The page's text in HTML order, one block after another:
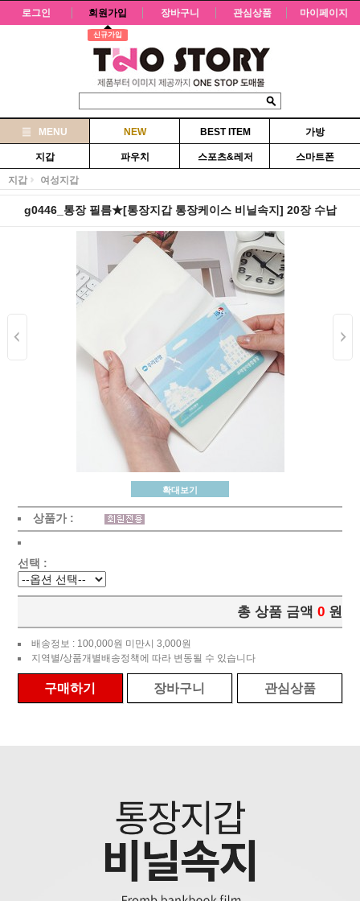
로그인 회원가입
신규가입
장바구니 관심상품 마이페이지
MENU NEW BEST ITEM 가방
지갑 파우치 스포츠&레저 스마트폰
지갑 여성지갑
g0446_통장 필름★[통장지갑 통장케이스 비닐속지] 20장 수납
확대보기
상품가 :
선택 :
총 상품 금액 0 원
배송정보 : 100,000원 미만시 3,000원
지역별/상품개별배송정책에 따라 변동될 수 있습니다
구매하기 장바구니 관심상품